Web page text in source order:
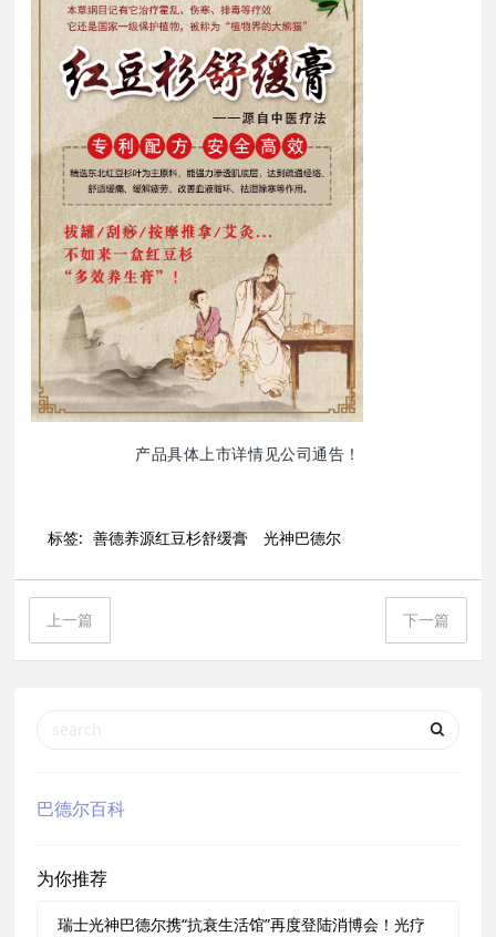
产品具体上市详情见公司通告！
标签: 善德养源红豆杉舒缓膏 光神巴德尔
上一篇 下一篇
巴德尔百科
为你推荐
瑞士光神巴德尔携“抗衰生活馆”再度登陆消博会！光疗